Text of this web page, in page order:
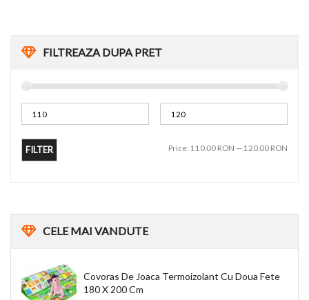
FILTREAZA DUPA PRET
FILTER Price: 110.00 RON — 120.00 RON
CELEMAI VANDUTE
Covoras De Joaca Termoizolant Cu Doua Fete
180 X 200 Cm